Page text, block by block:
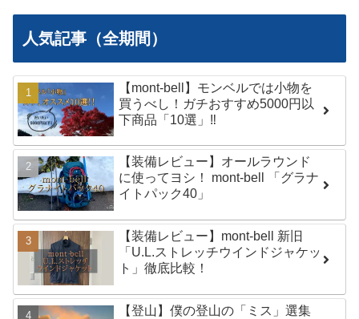
人気記事（全期間）
【mont-bell】モンベルでは小物を
買うべし！ガチおすすめ5000円以
下商品「10選」‼︎
【装備レビュー】オールラウンド
に使ってヨシ！ mont-bell 「グラナ
イトパック40」
【装備レビュー】mont-bell 新旧
「U.L.ストレッチウインドジャケッ
ト」徹底比較！
【登山】僕の登山の「ミス」選集